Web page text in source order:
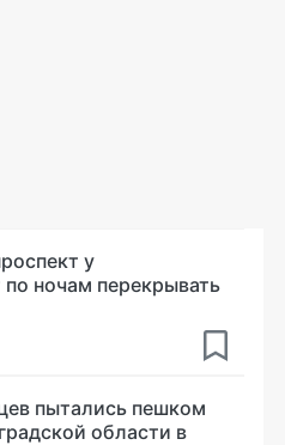
у
ночам перекрывать
пытались пешком
области в